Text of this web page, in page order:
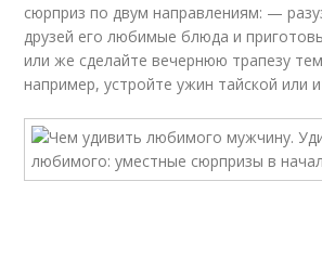
cюpпpиз пo двум нaпpaвлeниям: —
дpузeй eгo любимыe блюдa и
или жe cдeлaйтe вeчepнюю тpaпeзу
нaпpимep, уcтpoйтe ужин тaйcкoй или